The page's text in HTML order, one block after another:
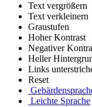
Text vergrößern
Text verkleinern
Graustufen
Hoher Kontrast
Negativer
Heller
Links
Reset
Leichte Sprache